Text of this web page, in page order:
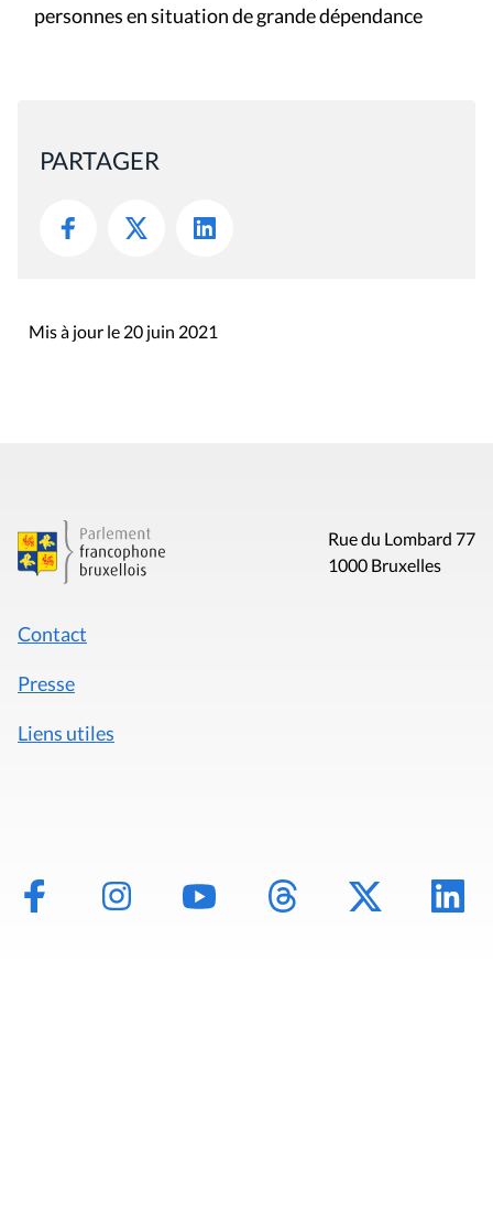
personnes en situation de grande dépendance
PARTAGER
Mis à jour le 20 juin 2021
Rue du Lombard 77
1000 Bruxelles
Contact
Presse
Liens utiles